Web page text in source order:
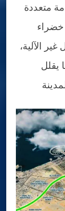
متعددة
الآلية،
يقلل